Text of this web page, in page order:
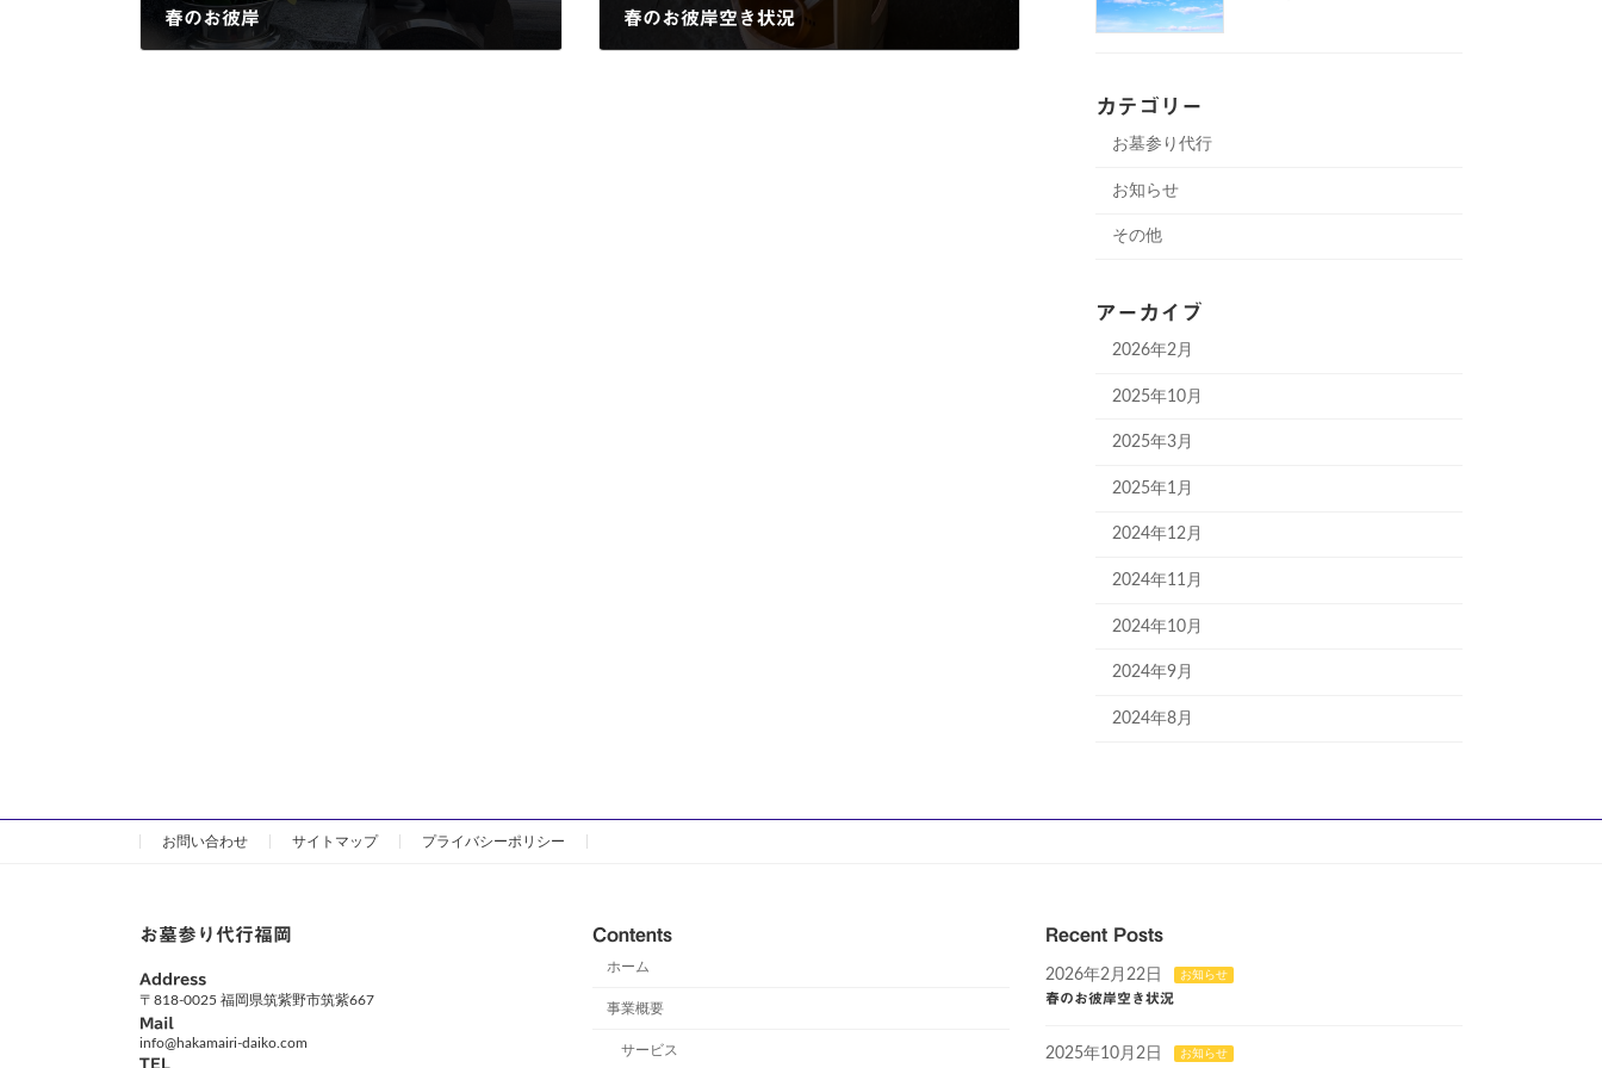
春のお彼岸 春のお彼岸空き状況
カテゴリー
お墓参り代行
お知らせ
その他
アーカイブ
2026年2月
2025年10月
2025年3月
2025年1月
2024年12月
2024年11月
2024年10月
2024年9月
2024年8月
お問い合わせ サイトマップ プライバシーポリシー
お墓参り代行福岡
Address
〒818-0025 福岡県筑紫野市筑紫667
Mail
info@hakamairi-daiko.com
TEL
Contents
ホーム
事業概要
サービス
Recent Posts
2026年2月22日 お知らせ
春のお彼岸空き状況
2025年10月2日 お知らせ